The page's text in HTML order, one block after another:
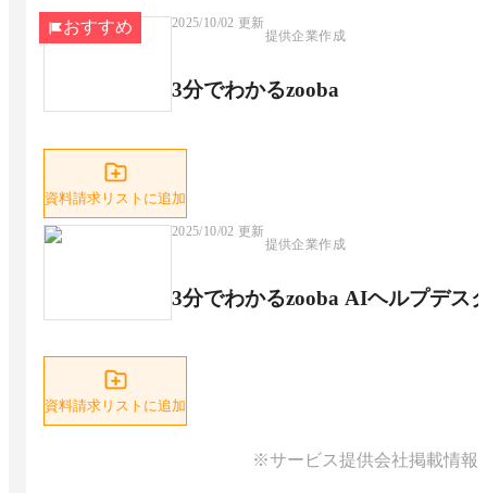
おすすめ 2025/10/02 更新
提供企業作成
3分でわかるzooba
資料請求リストに追加
2025/10/02 更新
提供企業作成
3分でわかるzooba AIヘルプデス
資料請求リストに追加
※サービス提供会社掲載情報